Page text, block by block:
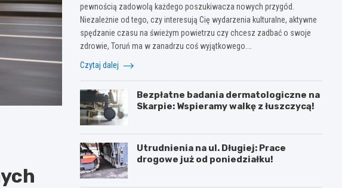
pewnością zadowolą każdego poszukiwacza nowych przygód.
Niezależnie od tego, czy interesują Cię wydarzenia kulturalne, aktywne
spędzanie czasu na świeżym powietrzu czy chcesz zadbać o swoje
zdrowie, Toruń ma w zanadrzu coś wyjątkowego.…
Czytaj dalej
Bezpłatne badania dermatologiczne na
Skarpie: Wspieramy walkę z łuszczycą!
Utrudnienia na ul. Długiej: Prace
drogowe już od poniedziałku!